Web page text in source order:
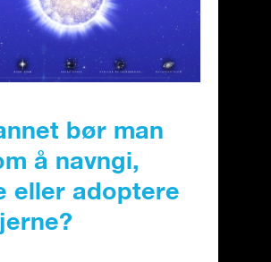
bør man
å navngi,
eller adoptere